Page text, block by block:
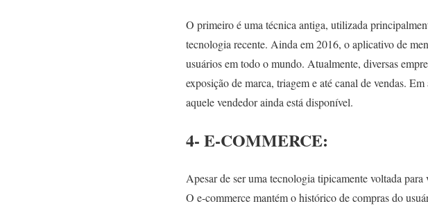
O primeiro é uma técnica antiga, utilizada
tecnologia recente. Ainda em 2016, o aplicativo de
usuários em todo o mundo. Atualmente, diversas
exposição de marca, triagem e até canal de vendas.
aquele vendedor ainda está disponível.
4- E-COMMERCE:
Apesar de ser uma tecnologia tipicamente voltada
O e-commerce mantém o histórico de compras do